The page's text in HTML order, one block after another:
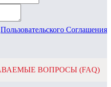
Пользовательского Соглашения
ВОПРОСЫ (FAQ)